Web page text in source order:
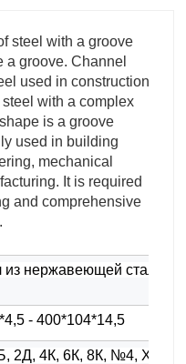
steel with a groove
a groove. Channel
used in construction
with a complex
is a groove
used in building
mechanical
It is required
and comprehensive
из нержавеющей стали
- 400*104*14,5
2Д, 4К, 6К, 8К, №4, ХЛ,